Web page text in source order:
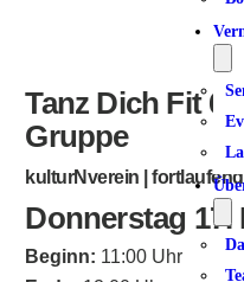
Tanz Dich Fit
Gruppe
kulturNverein | fortlaufend
Donnerstag 17.
Beginn: 11:00 Uhr